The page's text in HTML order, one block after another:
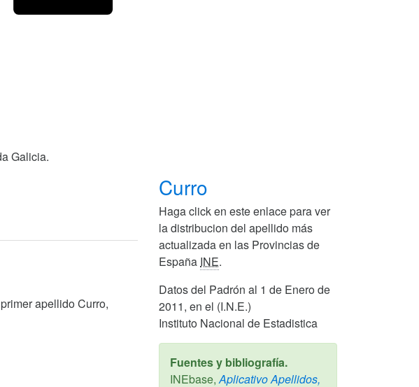
Galicia.
apellido Curro,
Curro
Haga click en este enlace para ver
la distribucion del apellido más
actualizada en las Provincias de
España INE.
Datos del Padrón al 1 de Enero de
2011, en el (I.N.E.)
Instituto Nacional de Estadistica
Fuentes y bibliografía.
INEbase,Aplicativo Apellidos,